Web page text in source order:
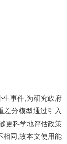
生事件,为研究政府
差分模型通过引入
更科学地评估政策
相同,故本文使用能